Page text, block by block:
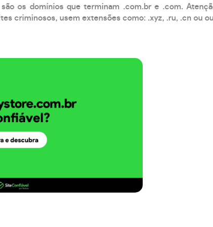
os domínios que terminam .com.br e .com.
criminosos, usem extensões como: .xyz, .ru, .cn ou